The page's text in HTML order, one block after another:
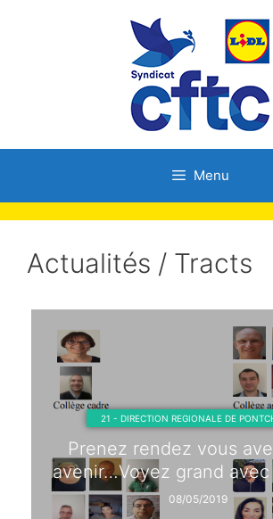
Menu
Actualités / Tracts
21 - DIRECTION REGIONALE DE
Prenez rendez vous
avenir…Voyez grand avec
08/05/2019